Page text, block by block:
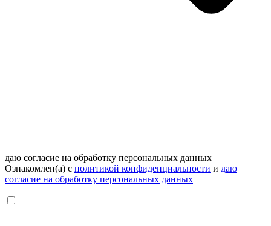
даю согласие на обработку персональных данных
Ознакомлен(а) с политикой конфиденциальности и даю
согласие на обработку персональных данных